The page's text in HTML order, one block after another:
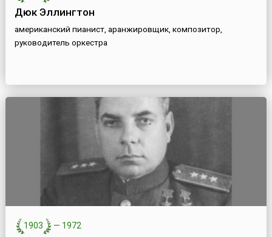
Дюк Эллингтон
американский пианист, аранжировщик, композитор,
руководитель оркестра
1903 — 1972